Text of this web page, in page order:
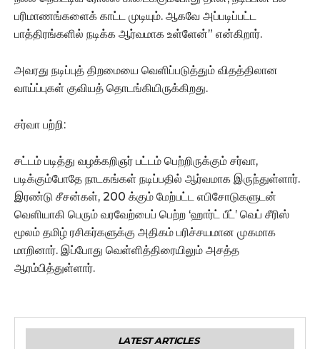
பரிமாணங்களைக் காட்ட முடியும். ஆகவே அப்படிப்பட்ட
பாத்திரங்களில் நடிக்க ஆர்வமாக உள்ளேன்” என்கிறார்.
அவரது நடிப்புத் திறமையை வெளிப்படுத்தும் விதத்திலான
வாய்ப்புகள் குவியத் தொடங்கியிருக்கிறது.
சர்வா பற்றி:
சட்டம் படித்து வழக்கறிஞர் பட்டம் பெற்றிருக்கும் சர்வா,
படிக்கும்போதே நாடகங்கள் நடிப்பதில் ஆர்வமாக இருந்துள்ளார்.
இரண்டு சீசன்கள், 200 க்கும் மேற்பட்ட எபிசோடுகளுடன்
வெளியாகி பெரும் வரவேற்பைப் பெற்ற ‘ஹார்ட் பீட்’ வெப் சீரிஸ்
மூலம் தமிழ் ரசிகர்களுக்கு அதிகம் பரிச்சயமான முகமாக
மாறினார். இப்போது வெள்ளித்திரையிலும் அசத்த
ஆரம்பித்துள்ளார்.
LATEST ARTICLES